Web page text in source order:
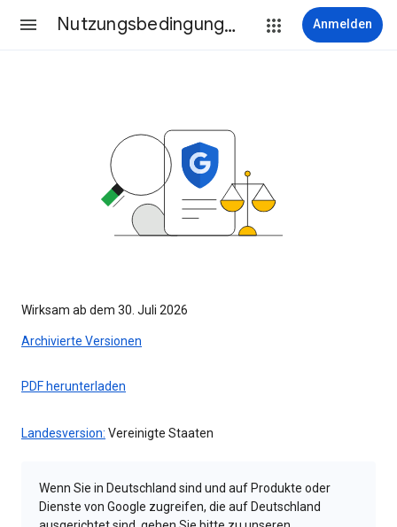
Nutzungsbedingungen Anmelden
Wirksam ab dem 30. Juli 2026
Archivierte Versionen
PDF herunterladen
Landesversion: Vereinigte Staaten
Wenn Sie in Deutschland sind und auf Produkte oder
Dienste von Google zugreifen, die auf Deutschland